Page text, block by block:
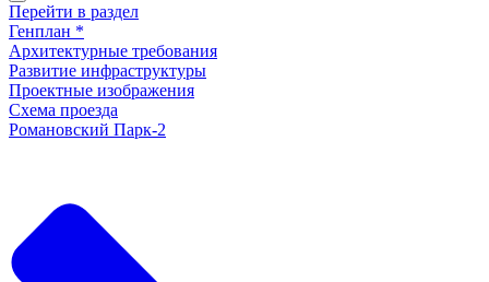
Перейти в раздел
Генплан *
Архитектурные требования
Развитие инфраструктуры
Проектные изображения
Схема проезда
Романовский Парк-2